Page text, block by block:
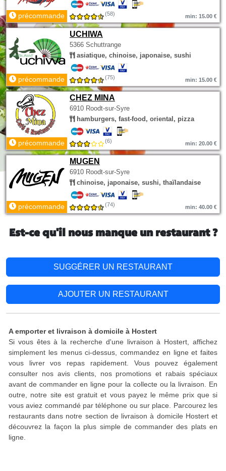
précommande (58) min: 15.00 €
UCHIWA
5366 Schuttrange
asiatique, chinoise, japonaise, sushi
précommande (75) min: 15.00 €
CHEZ MINA
6910 Roodt-sur-Syre
hamburgers, fast-food, oriental, pizza
précommande (6) min: 20.00 €
MUGEN
6910 Roodt-sur-Syre
chinoise, japonaise, sushi, thaïlandaise
précommande (74) min: 40.00 €
Est-ce qu'il nous manque un restaurant ?
SUGGÉRER UN RESTAURANT
AJOUTER UN RESTAURANT
A emporter et livraison à domicile à Hostert
Si vous êtes à la recherche d'une livraison à Hostert, affichez
simplement les menus ci-dessus, commandez en ligne et faites
vous livrer vos repas rapidement. Vous pouvez également
consulter nos avis clients, nos promotions et rabais spéciaux
avant de commander en ligne pour la collecte ou la livraison. En
outre, notre site est gratuit et vous payez le même prix que si
vous aviez commandé par téléphone ou sur place. Parcourez les
restaurants dans notre section de livraison à domicile Hostert et
découvrez la façon la plus simple de commander des plats en
ligne.